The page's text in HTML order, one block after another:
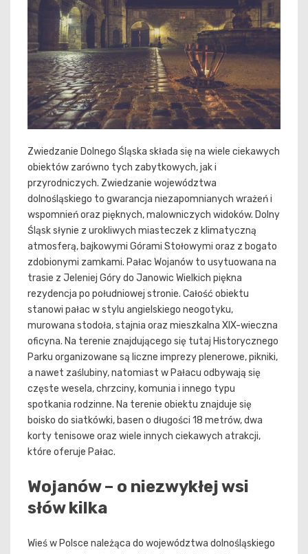
Zwiedzanie Dolnego Śląska składa się na wiele ciekawych
obiektów zarówno tych zabytkowych, jak i
przyrodniczych. Zwiedzanie województwa
dolnośląskiego to gwarancja niezapomnianych wrażeń i
wspomnień oraz pięknych, malowniczych widoków. Dolny
Śląsk słynie z urokliwych miasteczek z klimatyczną
atmosferą, bajkowymi Górami Stołowymi oraz z bogato
zdobionymi zamkami. Pałac Wojanów to usytuowana na
trasie z Jeleniej Góry do Janowic Wielkich piękna
rezydencja po południowej stronie. Całość obiektu
stanowi pałac w stylu angielskiego neogotyku,
murowana stodoła, stajnia oraz mieszkalna XIX-wieczna
oficyna. Na terenie znajdującego się tutaj Historycznego
Parku organizowane są liczne imprezy plenerowe, pikniki,
a nawet zaślubiny, natomiast w Pałacu odbywają się
częste wesela, chrzciny, komunia i innego typu
spotkania rodzinne. Na terenie obiektu znajduje się
boisko do siatkówki, basen o długości 18 metrów, dwa
korty tenisowe oraz wiele innych ciekawych atrakcji,
które oferuje Pałac.
Wojanów – o niezwykłej wsi
słów kilka
Wieś w Polsce należąca do województwa dolnośląskiego